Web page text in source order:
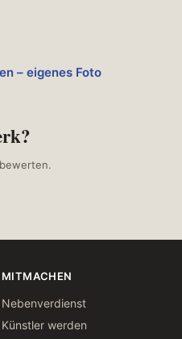
– eigenes Foto
MITMACHEN
Nebenverdienst
Künstler werden